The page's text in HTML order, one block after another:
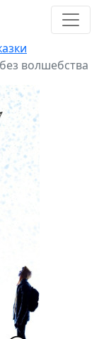
волшебства